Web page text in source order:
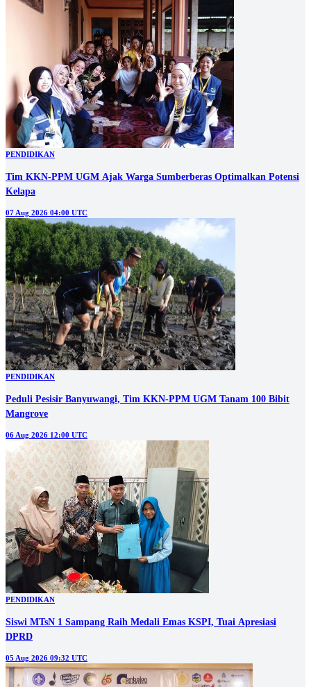
PENDIDIKAN
Tim KKN-PPM UGM Ajak Warga Sumberberas Optimalkan Potensi
Kelapa
07 Aug 2026 04:00 UTC
PENDIDIKAN
Peduli Pesisir Banyuwangi, Tim KKN-PPM UGM Tanam 100 Bibit
Mangrove
06 Aug 2026 12:00 UTC
PENDIDIKAN
Siswi MTsN 1 Sampang Raih Medali Emas KSPI, Tuai Apresiasi
DPRD
05 Aug 2026 09:32 UTC